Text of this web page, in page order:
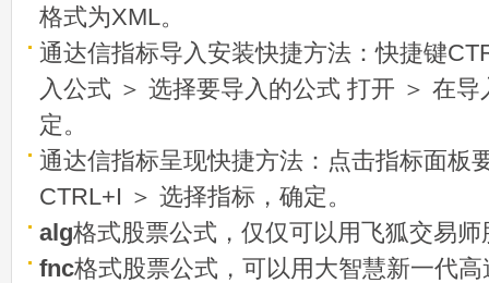
格式为XML。
通达信指标导入安装快捷方法：快捷键
入公式 ＞ 选择要导入的公式 打开 ＞ 在
定。
通达信指标呈现快捷方法：点击指标面板
CTRL+I ＞ 选择指标，确定。
alg格式股票公式，仅仅可以用飞狐交易
fnc格式股票公式，可以用大智慧新一代